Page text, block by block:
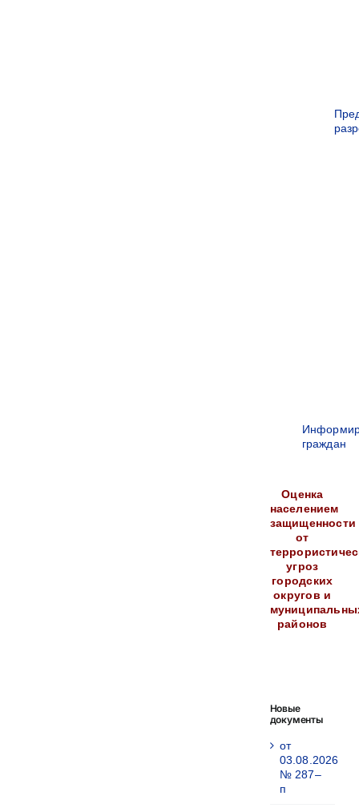
граждан
Оценка
населением
защищенности
от
угроз
городских
округов и
районов
Новые
документы
от
03.08.2026
№ 287–
п